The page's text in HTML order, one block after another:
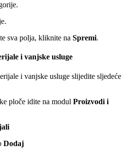
sva polja, kliknite na Spremi.
i vanjske usluge
i vanjske usluge slijedite sljedeće
ploče idite na modul Proizvodi i
Dodaj